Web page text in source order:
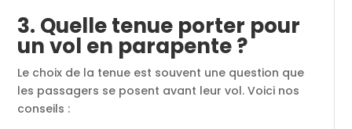
3. Quelle tenue porter pour
un vol en parapente ?
Le choix de la tenue est souvent une question que
les passagers se posent avant leur vol. Voici nos
conseils :